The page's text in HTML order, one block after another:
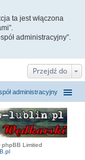
ta jest włączona
administracyjny”.
Przejdź do
administracyjny
Limited